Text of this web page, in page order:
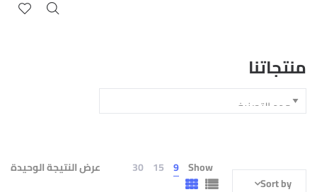
منتجاتنا
عرض النتيجة الوحيدة Show
9
15
30
Sort by